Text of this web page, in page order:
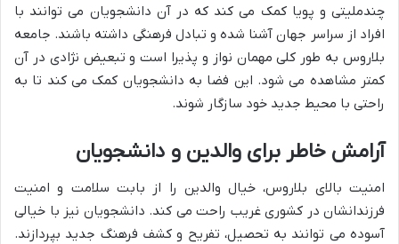
چندملیتی و پویا کمک می کند که در آن دانشجویان می توانند با
افراد از سراسر جهان آشنا شده و تبادل فرهنگی داشته باشند. جامعه
بلاروس به طور کلی مهمان نواز و پذیرا است و تبعیض نژادی در آن
کمتر مشاهده می شود. این فضا به دانشجویان کمک می کند تا به
راحتی با محیط جدید خود سازگار شوند.
آرامش خاطر برای والدین و دانشجویان
امنیت بالای بلاروس، خیال والدین را از بابت سلامت و امنیت
فرزندانشان در کشوری غریب راحت می کند. دانشجویان نیز با خیالی
آسوده می توانند به تحصیل، تفریح و کشف فرهنگ جدید بپردازند.